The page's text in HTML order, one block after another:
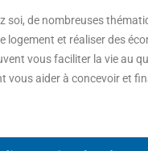
soi, de nombreuses
logement et réaliser des
vous faciliter la vie au
vous aider à concevoir et